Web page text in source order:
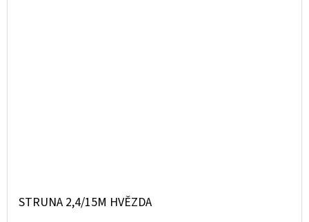
STRUNA 2,4/15M HVĚZDA